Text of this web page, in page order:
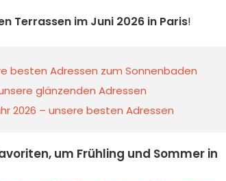
Terrassen im Juni 2026 in Paris!
besten Adressen zum Sonnenbaden
glänzenden Adressen
2026 – unsere besten Adressen
um Frühling und Sommer in